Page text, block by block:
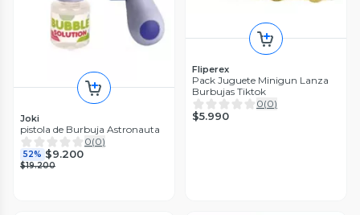
Joki
pistola de Burbuja Astronauta
0(0)
52% $9.200
$19.200
Fliperex
Pack Juguete Minigun Lanza
Burbujas Tiktok
0(0)
$5.990